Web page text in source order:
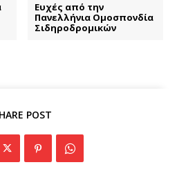
Ευχές από την
Πανελλήνια Ομοσπονδία
Σιδηροδρομικών
POST